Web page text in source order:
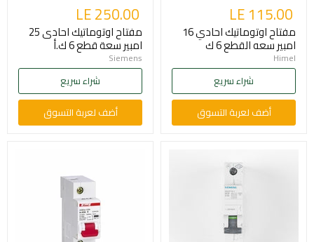
LE 115.00
مفتاح اوتوماتيك احادي 16
امبير سعه القطع 6 ك
Himel
شراء سريع
أضف لعربة التسوق
LE 250.00
مفتاح اوتوماتيك احادى 25
امبير سعة قطع 6 ك.أ
Siemens
شراء سريع
أضف لعربة التسوق